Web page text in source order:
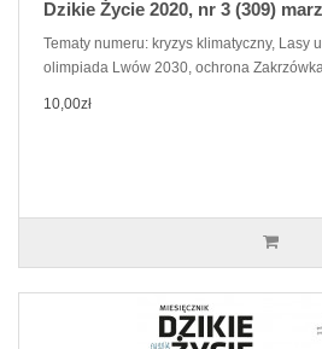
Dzikie Życie 2020, nr 3 (309)
Tematy numeru: kryzys klimatyczny, Lasy
olimpiada Lwów 2030, ochrona
10,00zł